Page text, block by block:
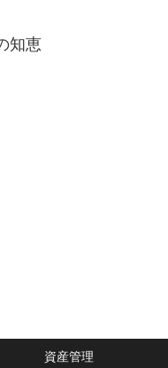
知恵
資産管理